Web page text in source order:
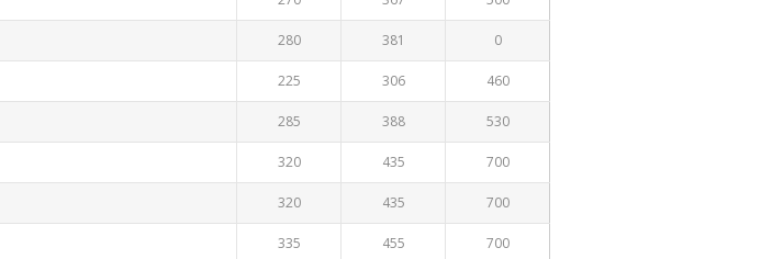
280 381 0
225 306 460
285 388 530
320 435 700
320 435 700
335 455 700